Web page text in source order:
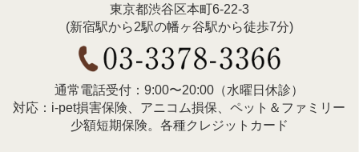
東京都渋谷区本町6-22-3
(新宿駅から2駅の幡ヶ谷駅から徒歩7分)
通常電話受付：9:00〜20:00（水曜日休診）
対応：i-pet損害保険、アニコム損保、ペット＆ファミリー
少額短期保険。各種クレジットカード